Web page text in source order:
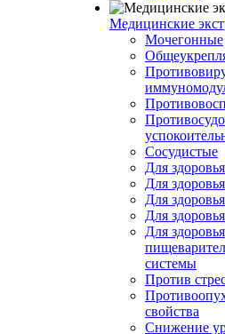
Медицинские
Мочегонные
Сосудистые
Для
Для
Для
Для
Для здоровья
системы
Против
свойства
Снижение